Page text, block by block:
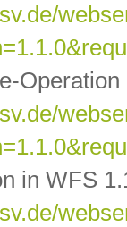
in WFS